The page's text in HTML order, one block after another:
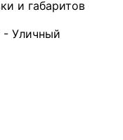
и габаритов
- Уличный